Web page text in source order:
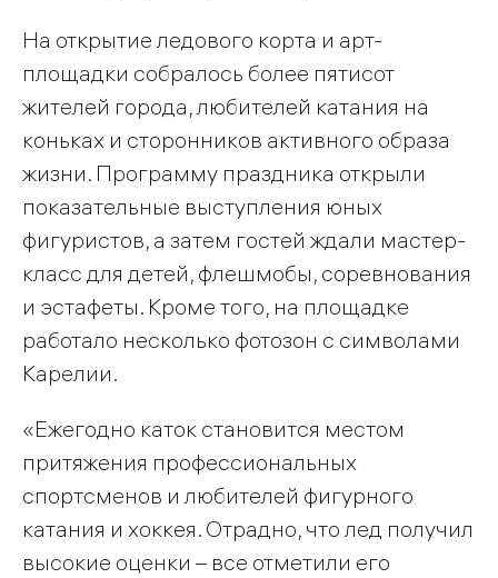
На открытие ледового корта и арт-
площадки собралось более пятисот
жителей города, любителей катания на
коньках и сторонников активного образа
жизни. Программу праздника открыли
показательные выступления юных
фигуристов, а затем гостей ждали мастер-
класс для детей, флешмобы, соревнования
и эстафеты. Кроме того, на площадке
работало несколько фотозон с символами
Карелии.
«Ежегодно каток становится местом
притяжения профессиональных
спортсменов и любителей фигурного
катания и хоккея. Отрадно, что лед получил
высокие оценки – все отметили его